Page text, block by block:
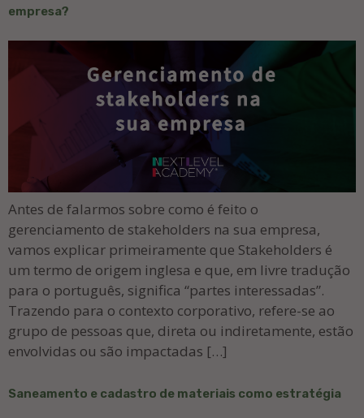
empresa?
Antes de falarmos sobre como é feito o
gerenciamento de stakeholders na sua empresa,
vamos explicar primeiramente que Stakeholders é
um termo de origem inglesa e que, em livre tradução
para o português, significa “partes interessadas”.
Trazendo para o contexto corporativo, refere-se ao
grupo de pessoas que, direta ou indiretamente, estão
envolvidas ou são impactadas […]
Saneamento e cadastro de materiais como estratégia